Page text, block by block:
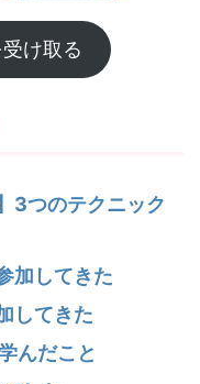
け取る
3つのテクニック
加してきた
してきた
んだこと